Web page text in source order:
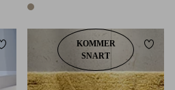
1 farve
Tilføj til favoritterKOMMER
SNART
Tilføj